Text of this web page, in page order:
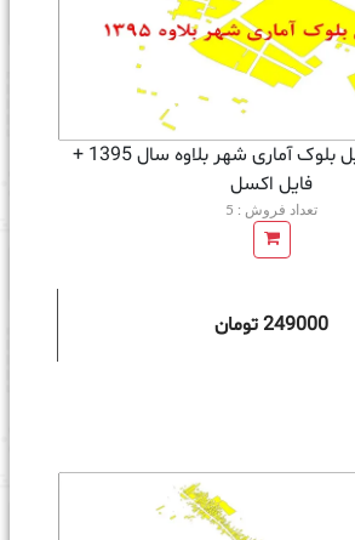
نقشه شیپ فایل بلوک آماری شهر بلاوه سال 1395 +
فايل اكسل
تعداد فروش : 5
249000 تومان